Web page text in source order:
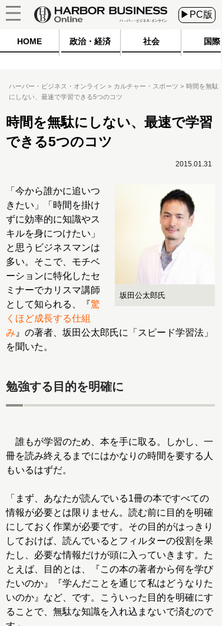
▶PC版
HOME 政治・経済 社会 国際
ハーバー・ビジネス・オンライン カルチャー・スポーツ
時間を無駄
にしない、最速で学習できる5つのコツ
時間を無駄にしない、最速で学習
できる5つのコツ
2015.01.31
坂田公太郎氏
「今から誰かに追いつ
きたい」「時間を掛け
ずに効率的に知識やス
キルを身につけたい」
と思うビジネスマンは
多い。そこで、モチベ
ーションに特化したセ
ミナーでカリスマ講師
として知られる、『驚
くほど成長する仕組
み 』の著者、坂田公太郎氏に「スピード学習法」
を聞いた。
勉強する目的を明確に
誰もが学習のため、本を手に取る。しかし、一
冊を読み終えるまでにはかなりの時間を要する人
もいるはずだ。
「まず、あなたが読んでいる1冊の本ですべての
情報が必要とは限りません。読む前に目的を明確
にしておく作業が必要です。その目的がはっきり
しておけば、読んでいるとフィルターの役割を果
たし、必要な情報だけが頭に入っていきます。た
とえば、目的とは、『この本の著者から何を学び
たいのか』『学んだことを通じて私はどうなりた
いのか』など、です。こういった目的を明確にす
ることで、無駄な知識を入れ込まないで済むので